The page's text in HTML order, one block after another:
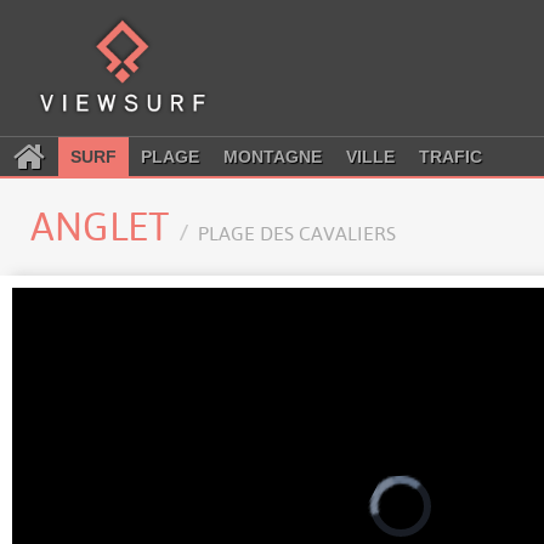
SURF PLAGE MONTAGNE VILLE TRAFIC
ANGLET PLAGE DES CAVALIERS